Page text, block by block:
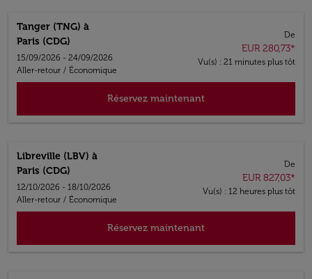
Tanger (TNG) à
Paris (CDG)
15/09/2026 - 24/09/2026
Aller-retour / Économique
De
EUR 280,73*
Vu(s) : 21 minutes plus tôt
Réservez maintenant
Libreville (LBV) à
Paris (CDG)
12/10/2026 - 18/10/2026
Aller-retour / Économique
De
EUR 827,03*
Vu(s) : 12 heures plus tôt
Réservez maintenant